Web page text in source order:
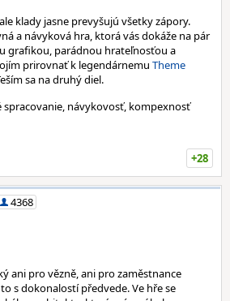
klady jasne prevyšujú všetky zápory.
a návyková hra, ktorá vás dokáže na pár
grafikou, parádnou hrateľnosťou a
prirovnať k legendárnemu Theme
sa na druhý diel.
návykovosť, kompexnosť
+28
4368
ani pro vězně, ani pro zaměstnance
s dokonalostí předvede. Ve hře se